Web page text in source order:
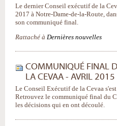
Le dernier Conseil exécutif de la
2017 à Notre-Dame-de-la-Route,
son communiqué final.
Rattaché à Dernières nouvelles
COMMUNIQUÉ FINAL
LA CEVAA - AVRIL 2015
Le Conseil Exécutif de la Cevaa
Retrouvez le communiqué final du
les décisions qui en ont découlé.